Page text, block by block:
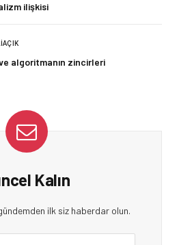
ilişkisi
algoritmanın zincirleri
Kalın
ilk siz haberdar olun.